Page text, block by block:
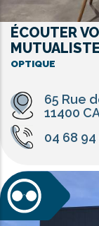
ÉCOUTER
OPTIQUE
65 Rue
11400
04 68 94